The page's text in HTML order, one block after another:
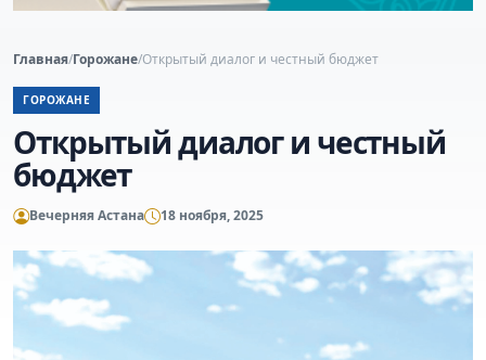
Главная/Горожане/Открытый диалог и честный бюджет
ГОРОЖАНЕ
Открытый диалог и честный
бюджет
Вечерняя Астана 18 ноября, 2025